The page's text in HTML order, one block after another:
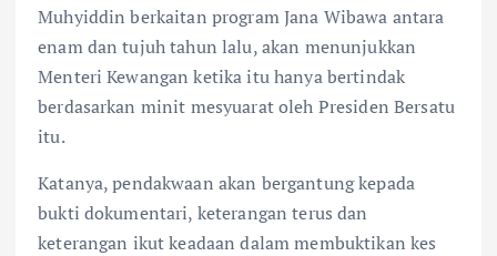
Muhyiddin berkaitan program Jana Wibawa antara
enam dan tujuh tahun lalu, akan menunjukkan
Menteri Kewangan ketika itu hanya bertindak
berdasarkan minit mesyuarat oleh Presiden Bersatu
itu.
Katanya, pendakwaan akan bergantung kepada
bukti dokumentari, keterangan terus dan
keterangan ikut keadaan dalam membuktikan kes